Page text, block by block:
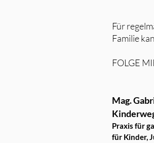
Für
Familie
FOLGE
Mag.
Praxis für
für Kinder,